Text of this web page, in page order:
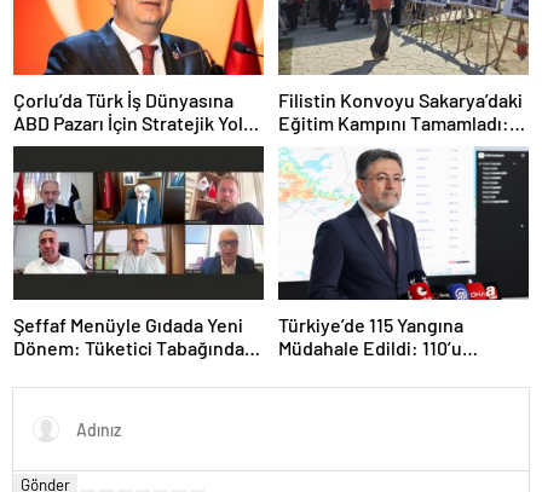
Çorlu’da Türk İş Dünyasına
ABD Pazarı İçin Stratejik Yol
Haritası
Filistin Konvoyu Sakarya’daki
Eğitim Kampını Tamamladı:
Ankara Etabı Başlıyor
Şeffaf Menüyle Gıdada Yeni
Dönem: Tüketici Tabağındaki
Türkiye’de 115 Yangına
Müdahale Edildi: 110’u
Gönder